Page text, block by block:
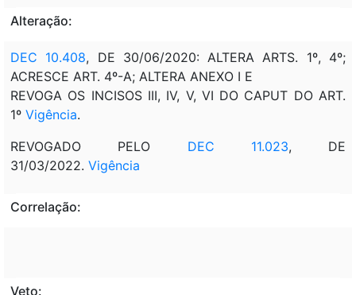
Alteração:
DEC 10.408, DE 30/06/2020: ALTERA ARTS. 1º, 4º;
ACRESCE ART. 4º-A; ALTERA ANEXO I E
REVOGA OS INCISOS III, IV, V, VI DO CAPUT DO ART.
1º Vigência.
REVOGADO PELO DEC 11.023, DE
31/03/2022. Vigência
Correlação:
Veto: